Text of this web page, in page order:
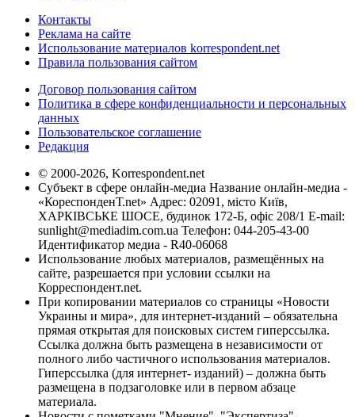
Контакты
Реклама на сайте
Использование материалов korrespondent.net
Правила пользования сайтом
Договор пользования сайтом
Политика в сфере конфиденциальности и персональных
данных
Пользовательское соглашение
Редакция
© 2000-2026, Korrespondent.net
Субъект в сфере онлайн-медиа Название онлайн-медиа -
«КореспонденТ.net» Адрес: 02091, місто Київ,
ХАРКІВСЬКЕ ШОСЕ, будинок 172-Б, офіс 208/1 E-mail:
sunlight@mediadim.com.ua Телефон: 044-205-43-00
Идентификатор медиа - R40-06068
Использование любых материалов, размещённых на
сайте, разрешается при условии ссылки на
Корреспондент.net.
При копировании материалов со страницы «Новости
Украины и мира», для интернет-изданий – обязательна
прямая открытая для поисковых систем гиперссылка.
Ссылка должна быть размещена в независимости от
полного либо частичного использования материалов.
Гиперссылка (для интернет- изданий) – должна быть
размещена в подзаголовке или в первом абзаце
материала.